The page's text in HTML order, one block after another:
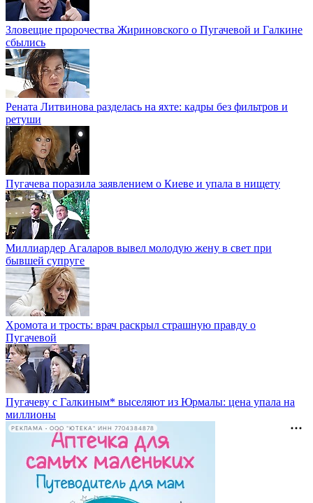
Зловещие пророчества Жириновского о Пугачевой и Галкине
сбылись
Рената Литвинова разделась на яхте: кадры без фильтров и
ретуши
Пугачева поразила заявлением о Киеве и упала в нищету
Миллиардер Агаларов вывел молодую жену в свет при
бывшей супруге
Хромота и трость: врач раскрыл страшную правду о
Пугачевой
Пугачеву с Галкиным* выселяют из Юрмалы: цена упала на
миллионы
РЕКЛАМА • ООО "ЮТЕКА" ИНН 7704384878